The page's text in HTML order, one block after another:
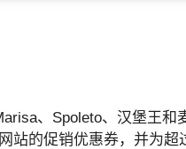
、Spoleto、汉堡王和
站的促销优惠券，并为超